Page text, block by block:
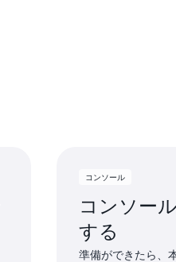
コンソール
コンソー
する
準備ができたら、